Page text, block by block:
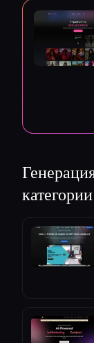
категории